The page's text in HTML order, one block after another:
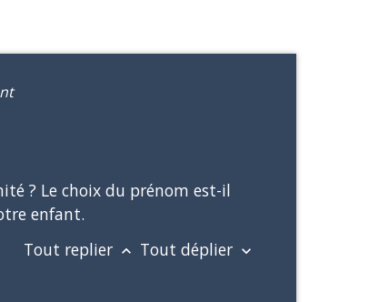
? Le choix du prénom est-il
enfant.
Tout replier keyboard_arrow_up Tout déplier keyboard_arrow_down